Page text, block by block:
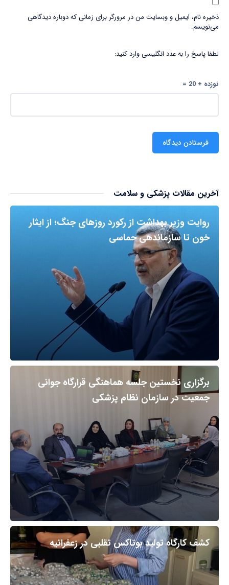
ذخیره نام، ایمیل و وبسایت من در مرورگر برای زمانی که دوباره دیدگاهی
می‌نویسم.
لطفا پاسخ را به عدد انگلیسی وارد کنید:
نوزده + 20 =
آخرین مقالات پزشکی و سلامت
روایت وزیر بهداشت از رکورد روزهای جنگ؛ از ایثار
خون تا سازماندهی حماسی
برگزاری نخستین جلسه هماهنگی قرارگاه جوانی
جمعیت در سازمان نظام پزشکی
کشف کارگاه تولید بوتاکس تقلبی در زعفرانیه